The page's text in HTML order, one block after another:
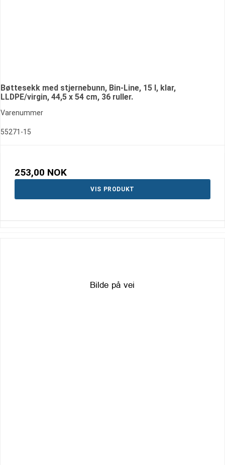
Bøttesekk med stjernebunn, Bin-Line, 15 l, klar,
LLDPE/virgin, 44,5 x 54 cm, 36 ruller.
Varenummer
55271-15
253,00 NOK
VIS PRODUKT